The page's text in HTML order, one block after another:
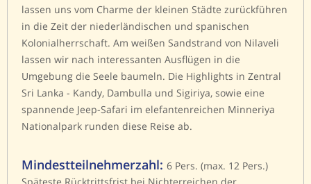
lassen uns vom Charme der kleinen Städte zurückführen
in die Zeit der niederländischen und spanischen
Kolonialherrschaft. Am weißen Sandstrand von Nilaveli
lassen wir nach interessanten Ausflügen in die
Umgebung die Seele baumeln. Die Highlights in Zentral
Sri Lanka - Kandy, Dambulla und Sigiriya, sowie eine
spannende Jeep-Safari im elefantenreichen Minneriya
Nationalpark runden diese Reise ab.
Mindestteilnehmerzahl: 6 Pers. (max. 12 Pers.)